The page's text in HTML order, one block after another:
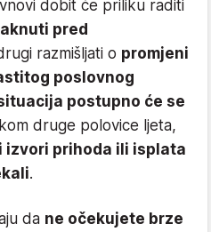
dobit će priliku raditi
pred
razmišljati o promjeni
poslovnog
postupno će se
druge polovice ljeta,
izvori prihoda ili isplata
.
da ne očekujete brze